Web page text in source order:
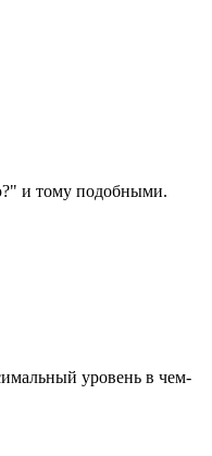
и тому подобными.
уровень в чем-